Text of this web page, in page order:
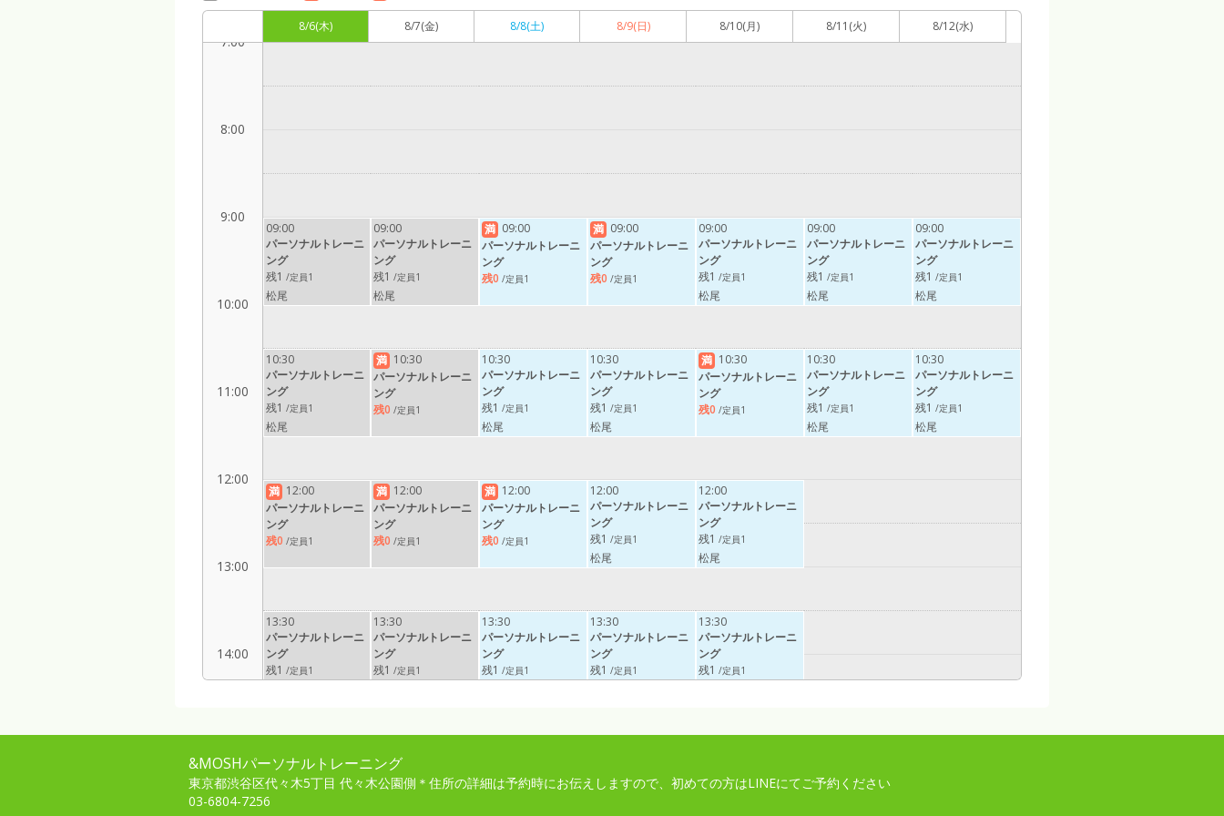
8/6(木) 8/7(金) 8/8(土) 8/9(日) 8/10(月) 8/11 (火) 8/12(水)
7:00
8:00
9:00
10:00
11:00
12:00
13:00
14:00
15:00
09:00
パーソナルトレーニ
ング
残1 /定員1
松尾
10:30
パーソナルトレーニ
ング
残1 /定員1
松尾
満 12:00
パーソナルトレーニ
ング
残0 /定員1
13:30
パーソナルトレーニ
ング
残1 /定員1
パーソナルトレーニ
ング
残1
09:00
パーソナルトレーニ
ング
残1 /定員1
松尾
満 10:30
パーソナルトレーニ
ング
残0 /定員1
満 12:00
パーソナルトレーニ
ング
残0 /定員1
13:30
パーソナルトレーニ
ング
残1 /定員1
パーソナルトレーニ
ング
満 09:00
パーソナルトレーニ
ング
残0 /定員1
10:30
パーソナルトレーニ
ング
残1 /定員1
松尾
満 12:00
パーソナルトレーニ
ング
残0 /定員1
13:30
パーソナルトレーニ
ング
残1 /定員1
ング
満 09:00
パーソナルトレーニ
ング
残0 /定員1
10:30
パーソナルトレーニ
ング
残1 /定員1
松尾
12:00
パーソナルトレーニ
ング
残1 /定員1
松尾
13:30
パーソナルトレーニ
ング
残1 /定員1
ング
09:00
パーソナルトレーニ
ング
残1 /定員1
松尾
満 10:30
パーソナルトレーニ
ング
残0 /定員1
12:00
パーソナルトレーニ
ング
残1 /定員1
松尾
13:30
パーソナルトレーニ
ング
残1 /定員1
ング
09:00
パーソナルトレーニ
ング
残1 /定員1
松尾
10:30
パーソナルトレーニ
ング
残1 /定員1
松尾
09:00
パーソナルトレーニ
ング
残1 /定員1
松尾
10:30
パーソナルトレーニ
ング
残1 /定員1
松尾
&MOSHパーソナルトレーニング
東京都渋谷区代々木5丁目 代々木公園側＊住所の詳細は予約時にお伝えしますので、初めての方はLINEにてご予約ください
03-6804-7256